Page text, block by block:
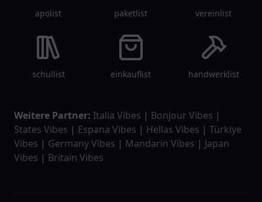
apolist paketlist vereinlist
schullist einkauflist handwerklist
Weitere Partner: Italia Vibes | Bonjour Vibes |
States Vibes | Espana Vibes | Hellas Vibes | Türkiye
Vibes | Germany Vibes | Mandarin Vibes | Japan
Vibes | Britain Vibes